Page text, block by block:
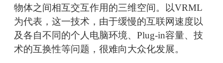
物体之间相互交互作用的三维空间。以VRML
为代表，这一技术，由于缓慢的互联网速度以
及各自不同的个人电脑环境、Plug-in容量、技
术的互换性等问题，很难向大众化发展。